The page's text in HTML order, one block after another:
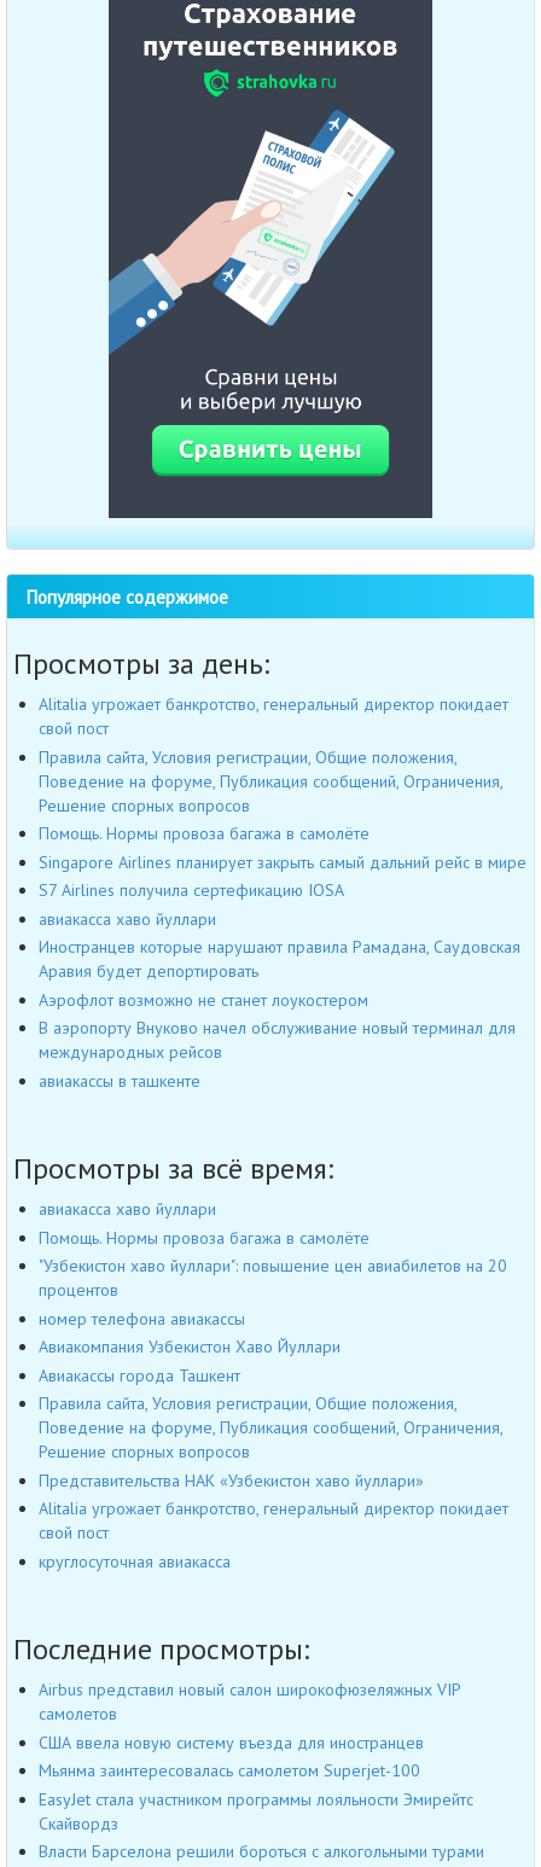
Популярное содержимое
Просмотры за день:
Alitalia угрожает банкротство, генеральный директор покидает
свой пост
Правила сайта, Условия регистрации, Общие положения,
Поведение на форуме, Публикация сообщений, Ограничения,
Решение спорных вопросов
Помощь. Нормы провоза багажа в самолёте
Singapore Airlines планирует закрыть самый дальний рейс в мире
S7 Airlines получила сертефикацию IOSA
авиакасса хаво йуллари
Иностранцев которые нарушают правила Рамадана, Саудовская
Аравия будет депортировать
Аэрофлот возможно не станет лоукостером
В аэропорту Внуково начел обслуживание новый терминал для
международных рейсов
авиакассы в ташкенте
Просмотры за всё время:
авиакасса хаво йуллари
Помощь. Нормы провоза багажа в самолёте
"Узбекистон хаво йуллари": повышение цен авиабилетов на 20
процентов
номер телефона авиакассы
Авиакомпания Узбекистон Хаво Йуллари
Авиакассы города Ташкент
Правила сайта, Условия регистрации, Общие положения,
Поведение на форуме, Публикация сообщений, Ограничения,
Решение спорных вопросов
Представительства НАК «Узбекистон хаво йуллари»
Alitalia угрожает банкротство, генеральный директор покидает
свой пост
круглосуточная авиакасса
Последние просмотры:
Airbus представил новый салон широкофюзеляжных VIP
самолетов
США ввела новую систему въезда для иностранцев
Мьянма заинтересовалась самолетом Superjet-100
EasyJet стала участником программы лояльности Эмирейтс
Скайвордз
Власти Барселона решили бороться с алкогольными турами